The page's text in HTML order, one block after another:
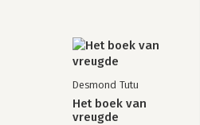
Desmond Tutu
Het boek van
vreugde